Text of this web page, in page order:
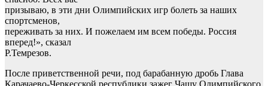
призываю, в эти дни Олимпийских игр болеть за наших
спортсменов,
переживать за них. И пожелаем им всем победы. Россия
вперед!», сказал
Р.Темрезов.
После приветственной речи, под барабанную дробь Глава
Карачаево-Черкесской республики зажег Чашу Олимпийского